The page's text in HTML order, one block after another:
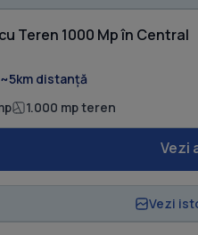
Teren 1000 Mp în Central
~5km distanță
1.000 mp teren
Vezi
Vezi